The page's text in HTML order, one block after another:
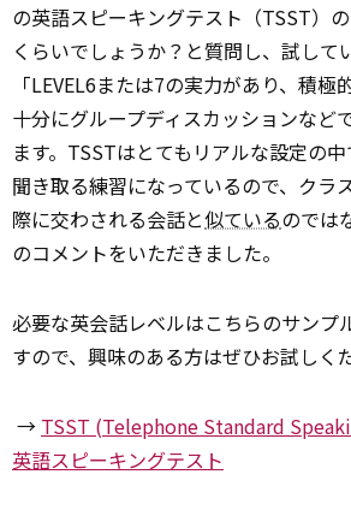
の英語スピーキングテスト（TSST）
くらいでしょうか？と質問し、試して
「LEVEL6または7の実力があり、積極
十分にグループディスカッションなど
ます。TSSTはとてもリアルな設定の
聞き取る練習になっているので、クラ
際に交わされる会話と似ているのでは
のコメントをいただきました。
必要な英会話レベルはこちらのサンプ
すので、興味のある方はぜひお試しく
→ TSST (Telephone Standard
英語スピーキングテスト